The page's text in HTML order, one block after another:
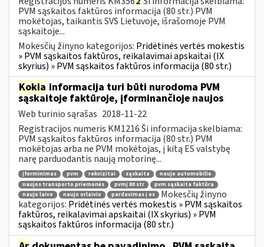
PVM sąskaitos faktūros informacija (80 str.) PVM
mokėtojas, taikantis SVS Lietuvoje, išrašomoje PVM
sąskaitoje...
Mokesčių žinyno kategorijos: Pridėtinės vertės mokestis
» PVM sąskaitos faktūros, reikalavimai apskaitai (IX
skyrius) » PVM sąskaitos faktūros informacija (80 str.)
Kokia informacija turi būti nurodoma PVM
sąskaitoje faktūroje, įforminančioje naujos
Web turinio sąrašas 2018-11-22
Registracijos numeris KM1216 Ši informacija skelbiama:
PVM sąskaitos faktūros informacija (80 str.) PVM
mokėtojas arba ne PVM mokėtojas, į kitą ES valstybę
narę parduodantis naują motorinę...
įforminimas pvm rekvizitai sąskaita
naujo automobilio
naujos transporto priemonės
pvmį 80 str
pvm sąskaita faktūra
naujo laivo
naujo orlaivio pardavimas į es
Mokesčių žinyno
kategorijos: Pridėtinės vertės mokestis » PVM sąskaitos
faktūros, reikalavimai apskaitai (IX skyrius) » PVM
sąskaitos faktūros informacija (80 str.)